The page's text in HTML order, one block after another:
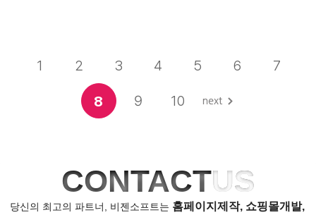
1 2 3 4 5 6 7
8 9 10
CONTACTUS
당신의 최고의 파트너, 비젠소프트는 홈페이지제작, 쇼핑몰개발,